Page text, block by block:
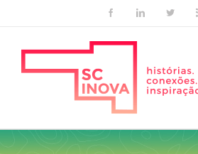
FacebookLinkedinTwitter